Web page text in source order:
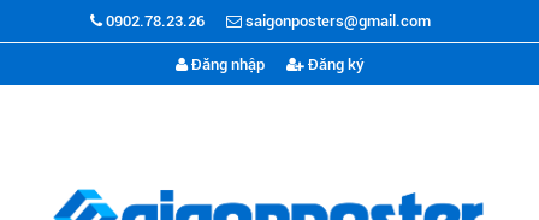
0902.78.23.26 saigonposters@gmail.com
Đăng nhập Đăng ký